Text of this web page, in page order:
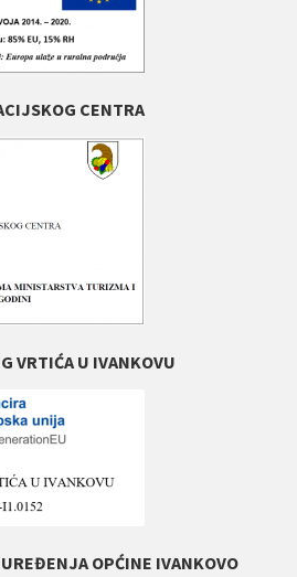
CENTRA
VRTIĆA U IVANKOVU
OPĆINE IVANKOVO